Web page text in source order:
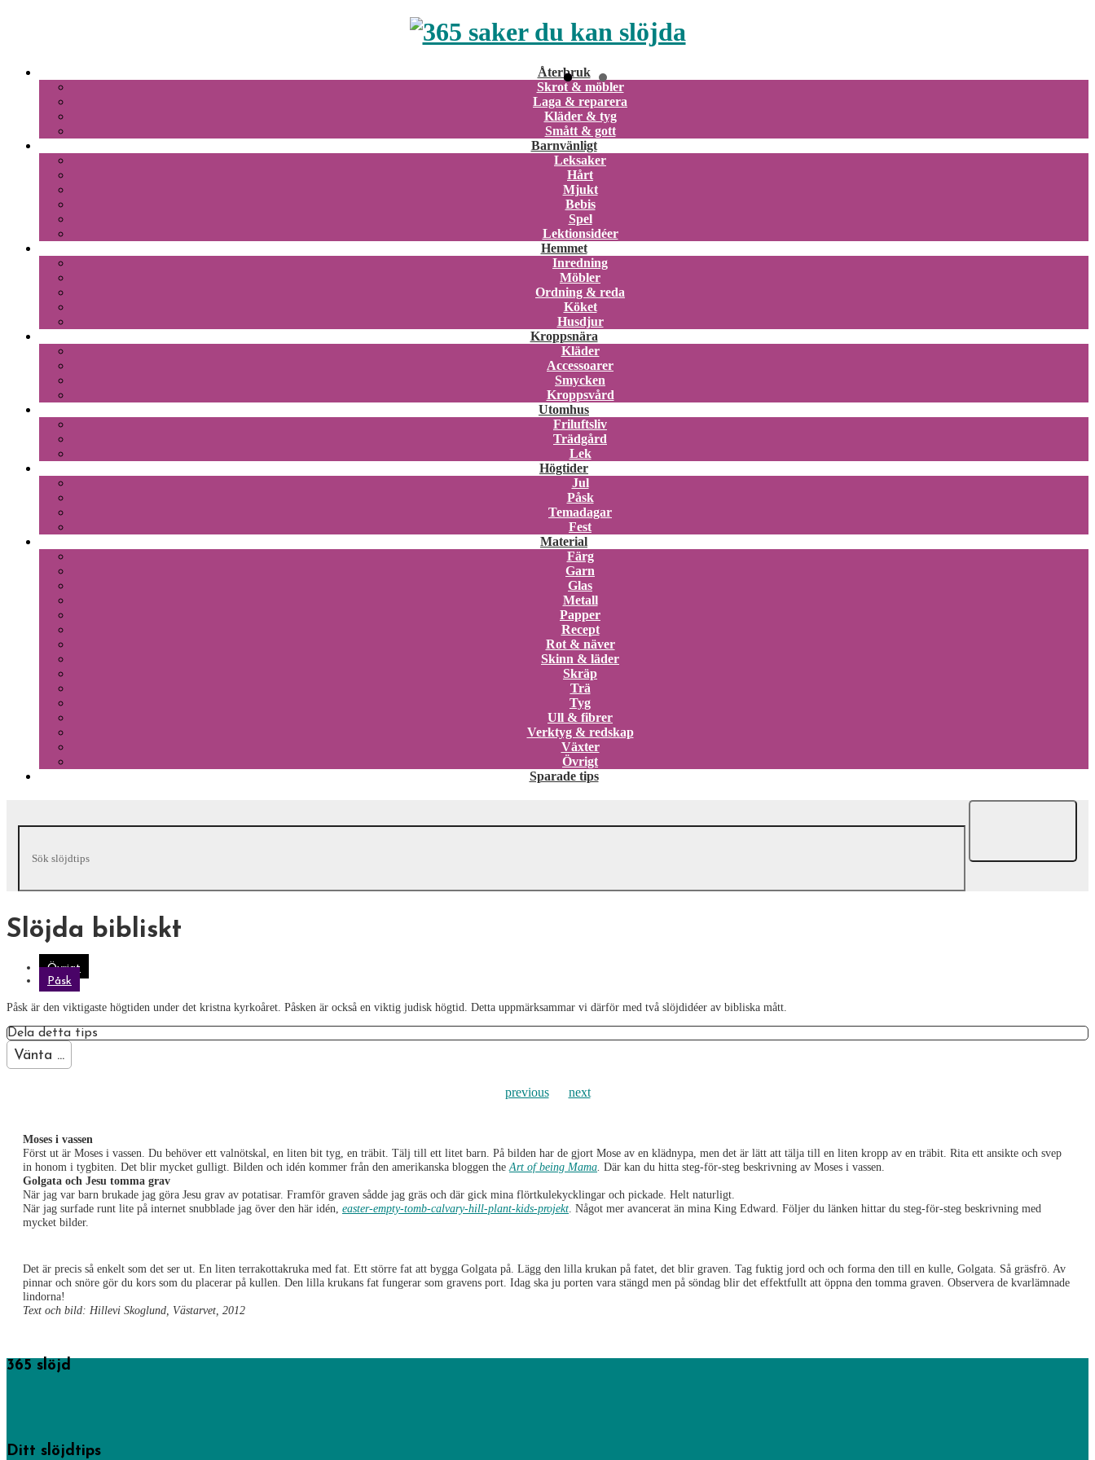
Återbruk
Skrot & möbler
Laga & reparera
Kläder & tyg
Smått & gott
Barnvänligt
Leksaker
Hårt
Mjukt
Bebis
Spel
Lektionsidéer
Hemmet
Inredning
Möbler
Ordning & reda
Köket
Husdjur
Kroppsnära
Kläder
Accessoarer
Smycken
Kroppsvård
Utomhus
Friluftsliv
Trädgård
Lek
Högtider
Jul
Påsk
Temadagar
Fest
Material
Färg
Garn
Glas
Metall
Papper
Recept
Rot & näver
Skinn & läder
Skräp
Trä
Tyg
Ull & fibrer
Verktyg & redskap
Växter
Övrigt
Sparade tips
Slöjda bibliskt
Övrigt
Påsk
Påsk är den viktigaste högtiden under det kristna kyrkoåret. Påsken är också en viktig judisk högtid. Detta uppmärksammar vi därför med två slöjdidéer av bibliska mått.
Dela detta tips
Vänta ...
previous next
Moses i vassen
Först ut är Moses i vassen. Du behöver ett valnötskal, en liten bit tyg, en träbit. Tälj till ett litet barn. På bilden har de gjort Mose av en klädnypa, men det är lätt att tälja till en liten kropp av en träbit. Rita ett ansikte och svep
in honom i tygbiten. Det blir mycket gulligt. Bilden och idén kommer från den amerikanska bloggen theArt of being Mama. Där kan du hitta steg-för-steg beskrivning av Moses i vassen.
Golgata och Jesu tomma grav
När jag var barn brukade jag göra Jesu grav av potatisar. Framför graven sådde jag gräs och där gick mina flörtkulekycklingar och pickade. Helt naturligt.
När jag surfade runt lite på internet snubblade jag över den här idén, easter-empty-tomb-calvary-hill-plant-kids-projekt. Något mer avancerat än mina King Edward. Följer du länken hittar du steg-för-steg beskrivning med
mycket bilder.
Det är precis så enkelt som det ser ut. En liten terrakottakruka med fat. Ett större fat att bygga Golgata på. Lägg den lilla krukan på fatet, det blir graven. Tag fuktig jord och och forma den till en kulle, Golgata. Så gräsfrö. Av
pinnar och snöre gör du kors som du placerar på kullen. Den lilla krukans fat fungerar som gravens port. Idag ska ju porten vara stängd men på söndag blir det effektfullt att öppna den tomma graven. Observera de kvarlämnade
lindorna!
Text och bild: Hillevi Skoglund, Västarvet, 2012
365 slöjd
Ditt slöjdtips